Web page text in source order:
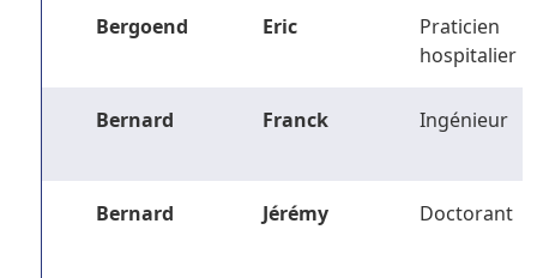
Bergoend Eric
Praticien
hospitalier
Bernard Franck Ingénieur
Bernard Jérémy Doctorant